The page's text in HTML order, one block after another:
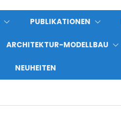
PUBLIKATIONEN
ARCHITEKTUR-MODELLBAU
NEUHEITEN